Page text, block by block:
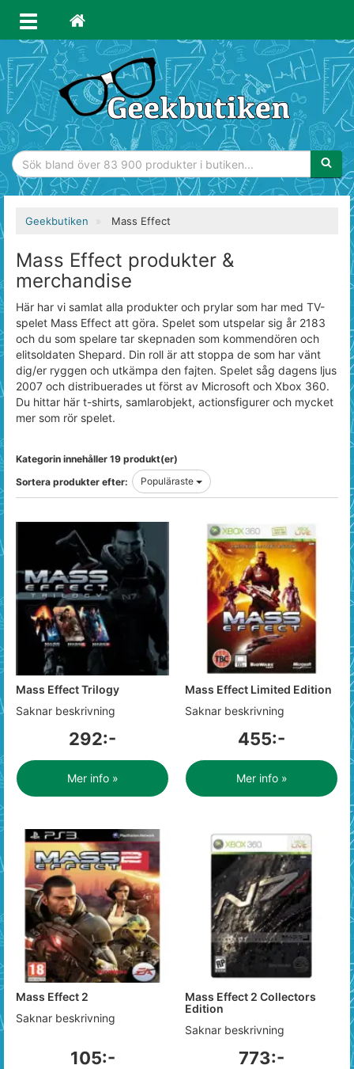
Geekbutiken Mass Effect
Mass Effect produkter &
merchandise
Här har vi samlat alla produkter och prylar som har med TV-
spelet Mass Effect att göra. Spelet som utspelar sig år 2183
och du som spelare tar skepnaden som kommendören och
elitsoldaten Shepard. Din roll är att stoppa de som har vänt
dig/er ryggen och utkämpa den fajten. Spelet såg dagens ljus
2007 och distribuerades ut först av Microsoft och Xbox 360.
Du hittar här t-shirts, samlarobjekt, actionsfigurer och mycket
mer som rör spelet.
Kategorin innehåller 19 produkt(er)
Sortera produkter efter:
Populäraste
Mass Effect Trilogy
Saknar beskrivning
292:-
Mer info »
Mass Effect Limited Edition
Saknar beskrivning
455:-
Mer info »
Mass Effect 2
Saknar beskrivning
105:-
Mass Effect 2 Collectors
Edition
Saknar beskrivning
773:-